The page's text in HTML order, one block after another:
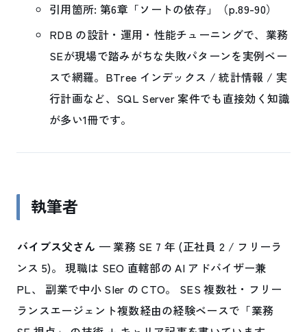
引用箇所: 第6章「ソートの依存」（p.89-90）
RDB の設計・運用・性能チューニングで、業務
SEが現場で踏みがちな失敗パターンを実例ベー
スで網羅。BTree インデックス / 統計情報 / 実
行計画など、SQL Server 案件でも直接効く知識
が多い1冊です。
執筆者
バイブス父さん — 業務 SE 7 年 (正社員 2 / フリーラ
ンス 5)。 現職は SEO 直轄部の AI アドバイザー兼
PL、 副業で中小 SIer の CTO。 SES 複数社・フリー
ランスエージェント複数経由の経験ベースで「業務